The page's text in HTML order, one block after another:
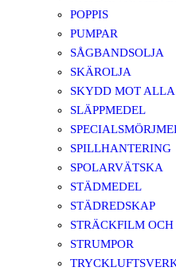
POPPIS
PUMPAR
SÅGBANDSOLJA
SKÄROLJA
SKYDD MOT
SLÄPPMEDEL
SPILLHANTERING
SPOLARVÄTSKA
STÄDMEDEL
STÄDREDSKAP
STRÄCKFILM
STRUMPOR